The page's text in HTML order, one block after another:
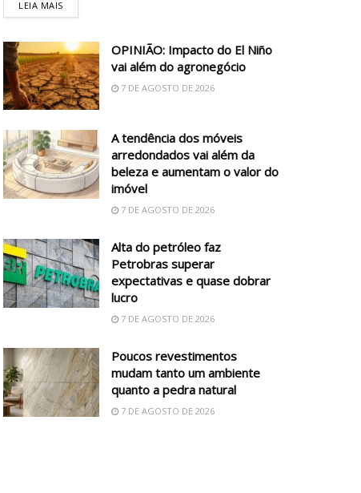
LEIA MAIS
OPINIÃO: Impacto do El Niño
vai além do agronegócio
7 DE AGOSTO DE 2026
A tendência dos móveis
arredondados vai além da
beleza e aumentam o valor do
imóvel
7 DE AGOSTO DE 2026
Alta do petróleo faz
Petrobras superar
expectativas e quase dobrar
lucro
7 DE AGOSTO DE 2026
Poucos revestimentos
mudam tanto um ambiente
quanto a pedra natural
7 DE AGOSTO DE 2026